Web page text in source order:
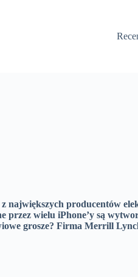
z największych producentów
przez wielu iPhone’y są
grosze? Firma Merrill